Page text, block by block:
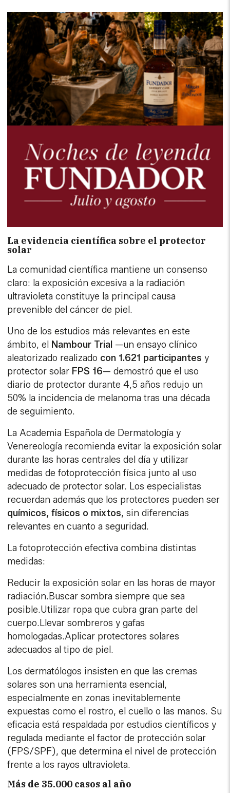
La evidencia científica sobre el protector
solar
La comunidad científica mantiene un consenso
claro: la exposición excesiva a la radiación
ultravioleta constituye la principal causa
prevenible del cáncer de piel.
Uno de los estudios más relevantes en este
ámbito, el Nambour Trial —un ensayo clínico
aleatorizado realizado con 1.621 participantes y
protector solar FPS 16— demostró que el uso
diario de protector durante 4,5 años redujo un
50% la incidencia de melanoma tras una década
de seguimiento.
La Academia Española de Dermatología y
Venereología recomienda evitar la exposición solar
durante las horas centrales del día y utilizar
medidas de fotoprotección física junto al uso
adecuado de protector solar. Los especialistas
recuerdan además que los protectores pueden ser
químicos, físicos o mixtos, sin diferencias
relevantes en cuanto a seguridad.
La fotoprotección efectiva combina distintas
medidas:
Reducir la exposición solar en las horas de mayor
radiación.Buscar sombra siempre que sea
posible.Utilizar ropa que cubra gran parte del
cuerpo.Llevar sombreros y gafas
homologadas.Aplicar protectores solares
adecuados al tipo de piel.
Los dermatólogos insisten en que las cremas
solares son una herramienta esencial,
especialmente en zonas inevitablemente
expuestas como el rostro, el cuello o las manos. Su
eficacia está respaldada por estudios científicos y
regulada mediante el factor de protección solar
(FPS/SPF), que determina el nivel de protección
frente a los rayos ultravioleta.
Más de 35.000 casos al año